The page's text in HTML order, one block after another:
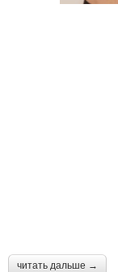
читать дальше →